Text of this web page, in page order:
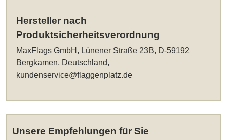
Hersteller nach
Produktsicherheitsverordnung
MaxFlags GmbH, Lünener Straße 23B, D-59192
Bergkamen, Deutschland,
kundenservice@flaggenplatz.de
Unsere Empfehlungen für Sie